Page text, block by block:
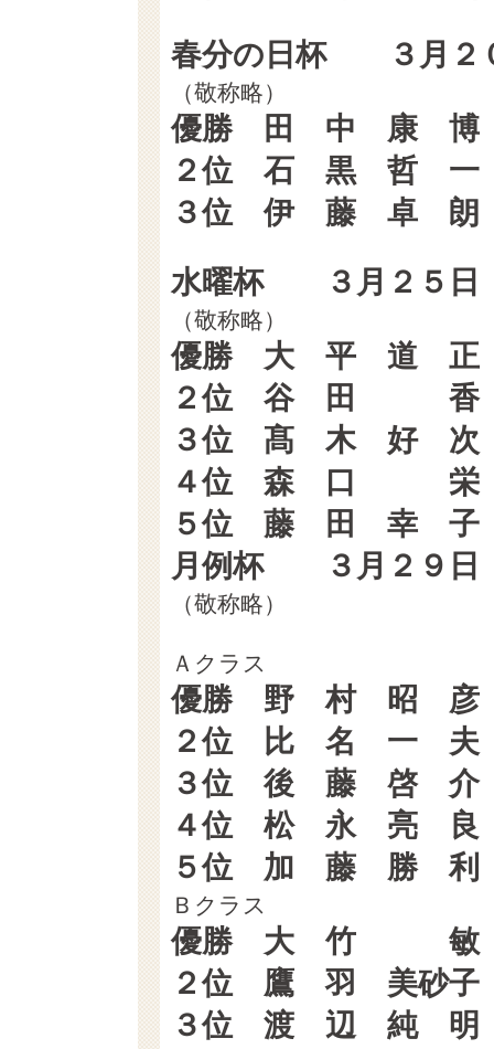
春分の日杯 ３月２
（敬称略） （
優勝 田 中 康
２位 石 黒 哲
３位 伊 藤 卓
水曜杯 ３月２５日
（敬称略） （
優勝 大 平 道
２位 谷 田 香
３位 髙 木 好
４位 森 口 栄
５位 藤 田 幸
月例杯 ３月２９日
（敬称略） （
Ａクラス
優勝 野 村 昭
２位 比 名 一
３位 後 藤 啓
４位 松 永 亮
５位 加 藤 勝
Ｂクラス
優勝 大 竹 敏
２位 鷹 羽 美砂
３位 渡 辺 純